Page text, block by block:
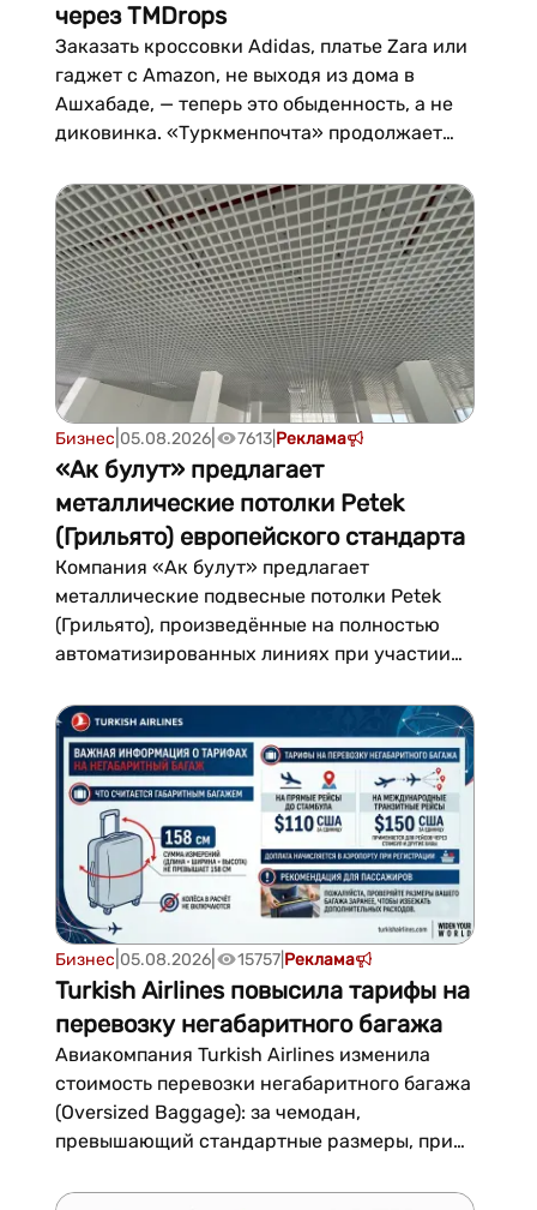
через TMDrops
Заказать кроссовки Adidas, платье Zara или
гаджет с Amazon, не выходя из дома в
Ашхабаде, — теперь это обыденность, а не
диковинка. «Туркменпочта» продолжает
сервис TMDrops, который уже несколько
месяцев помогает жителям страны
оформлять покупки в крупнейших
зарубежных интернет-магазинах — от
Amazon и eBay до Zara, Victoria's Sec...
Бизнес 05.08.2026| 7613| Реклама
«Ак булут» предлагает
металлические потолки Petek
(Грильято) европейского стандарта
Компания «Ак булут» предлагает
металлические подвесные потолки Petek
(Грильято), произведённые на полностью
автоматизированных линиях при участии
прецизионной точностью и соответствуют
европейским нормам
инжиниринга.Ячеистая структура надёжно
маскирует инженерные коммуникации,
сохраняя свобод...
Бизнес 05.08.2026| 15757| Реклама
Turkish Airlines повысила тарифы на
перевозку негабаритного багажа
Авиакомпания Turkish Airlines изменила
стоимость перевозки негабаритного багажа
(Oversized Baggage): за чемодан,
превышающий стандартные размеры, при
обойдётся в 110 долларов США, а на